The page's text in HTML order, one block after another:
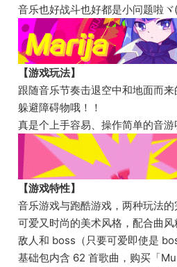
音乐也好战斗也好都是小问题啦
【游戏玩法】
跟随音乐节奏击退空中和地面而
躲避障碍物哦！！
真是个上手容易、操作简单的音
【游戏特性】
音乐游戏与跑酷游戏，两种玩法
可爱又时尚的美术风格，配合曲风
敌人和 boss（只要可爱即使是
基础包内含 62 首歌曲，购买「